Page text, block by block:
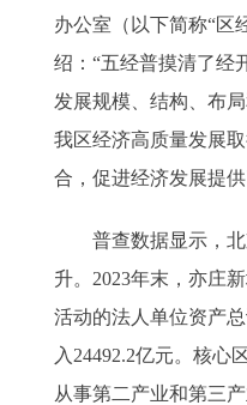
办公室（以下简称“区
绍：“五经普摸清了经
发展规模、结构、布
我区经济高质量发展
合，促进经济发展提
普查数据显示，北
升。2023年末，亦庄
活动的法人单位资产
入24492.2亿元。核心
从事第二产业和第三